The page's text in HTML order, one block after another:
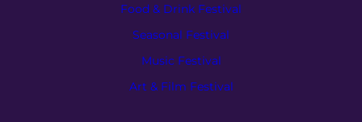
Food & Drink Festival
Seasonal Festival
Music Festival
Art & Film Festival